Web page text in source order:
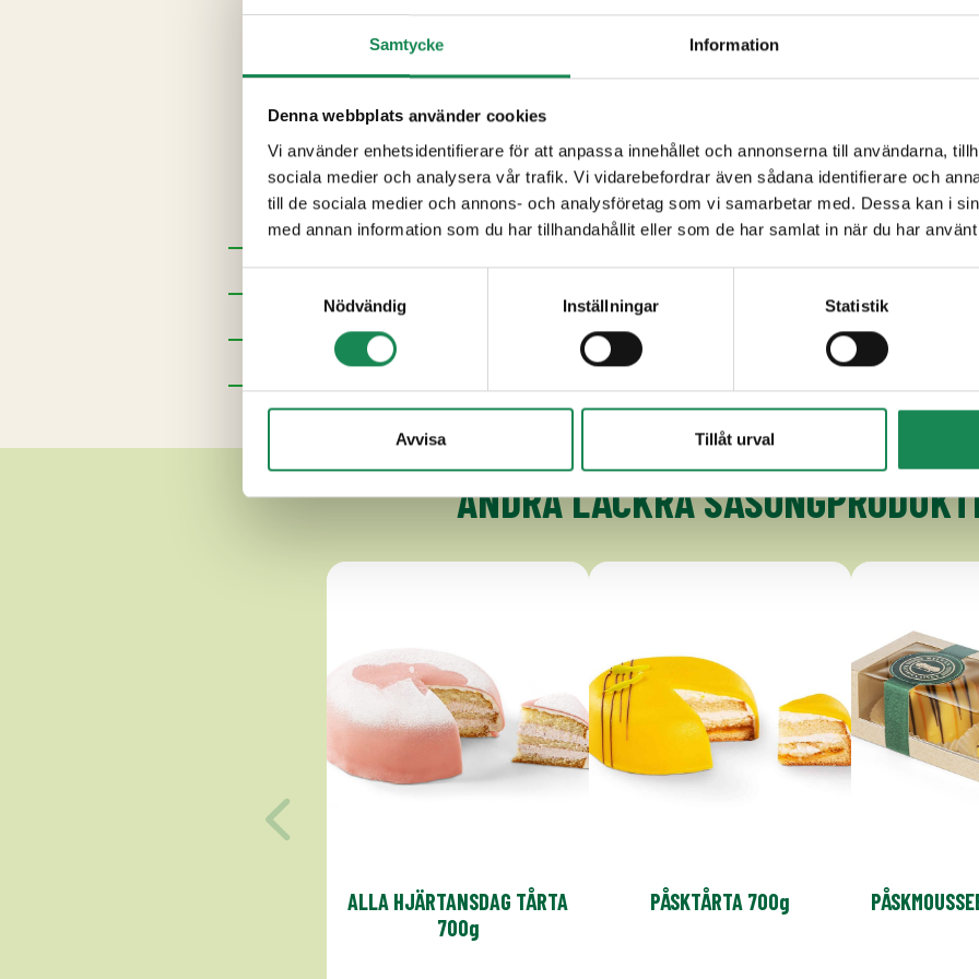
Samtycke Information
Denna webbplats använder cookies
Vi använder enhetsidentifierare för att anpassa innehållet och annonserna till användarna,
sociala medier och analysera vår trafik. Vi vidarebefordrar även sådana identifierare och
till de sociala medier och annons- och analysföretag som vi samarbetar med. Dessa kan i
med annan information som du har tillhandahållit eller som de har samlat in när du har
Nödvändig
Inställningar Statistik
Avvisa Tillåt urval
VETEMJÖL, socker, VETESTÄRKELSE, jäsningsämnen (E 450a, E
E 471, E 433, E 341, E 466). Fyllning: vatten, härdat vegetabiliskt olja- och fett (palm, raps,
emulgeringsmedel (E 472e, E 471, E 322 (
geleringsmedel (E 440), surhetsreglerande medel (E 330, E 333, E 331),
aromer, a-vitamin,MJÖLKPULVER, koncentrerades kanderad MJÖLK,
extraxt, färg (E 160a, E 120, E 100, E 171, E 153, E 133). Kan innehålla språv av mandel.
Förpackningsstorlekar
Specialdieter
Näringsinnehåll
Ytterligare uppgifter
ANDRA LÄCKRA
ALLA HJÄRTANSDAG TÅRTA
700g
PÅSKTÅRTA 700g